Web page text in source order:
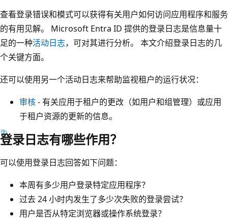
查看登录错误和模式可以获得有关用户如何访问应用程序和服务
的有用见解。 Microsoft Entra ID 提供的登录日志是信息量十
足的一种活动日志，可对其进行分析。 本文介绍登录日志的几
个关键方面。
还可以使用另一个活动日志来帮助监视租户的运行状况：
审核- 有关应用于租户的更改（如用户和组管理）或应用
于租户资源的更新的信息。
登录日志有哪些作用？
可以使用登录日志回答如下问题：
本周有多少用户登录特定应用程序？
过去 24 小时内发生了多少次失败的登录尝试？
用户是否从特定浏览器或操作系统登录？